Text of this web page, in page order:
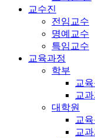
교수진
전임교수
명예교수
특임교수
교육과정
학부
교
교
대학원
교
교